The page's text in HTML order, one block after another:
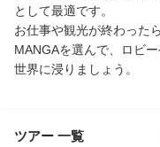
として最適です。
お仕事や観光が終わった
MANGAを選んで、ロビ
世界に浸りましょう。
ツアー 一覧